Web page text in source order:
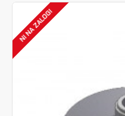
NI NA ZALOGI